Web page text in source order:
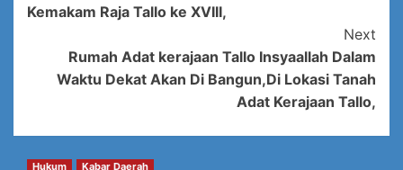
Kemakam Raja Tallo ke XVIII,
Next
Rumah Adat kerajaan Tallo Insyaallah Dalam
Waktu Dekat Akan Di Bangun,Di Lokasi Tanah
Adat Kerajaan Tallo,
Hukum Kabar Daerah